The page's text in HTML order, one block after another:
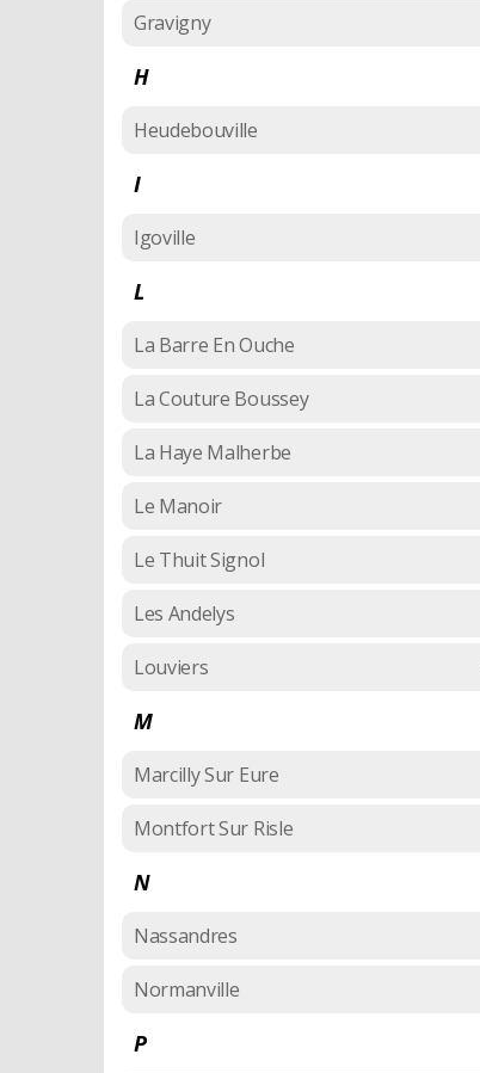
Gravigny
H
Heudebouville
I
Igoville
L
La Barre En Ouche
La Couture Boussey
La Haye Malherbe
Le Manoir
Le Thuit Signol
Les Andelys
Louviers
M
Marcilly Sur Eure
Montfort Sur Risle
N
Nassandres
Normanville
P